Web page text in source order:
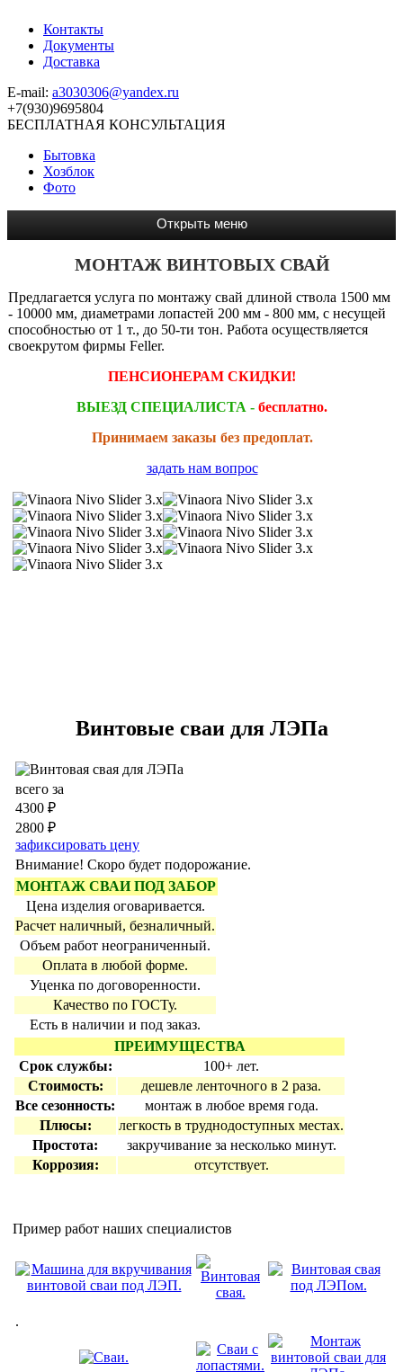
Контакты
Документы
Доставка
E-mail: a3030306@yandex.ru
+7(930)9695804
БЕСПЛАТНАЯ КОНСУЛЬТАЦИЯ
Бытовка
Хозблок
Фото
МОНТАЖ ВИНТОВЫХ СВАЙ
Предлагается услуга по монтажу свай длиной ствола 1500 мм
- 10000 мм, диаметрами лопастей 200 мм - 800 мм, с несущей
способностью от 1 т., до 50-ти тон. Работа осуществляется
своекрутом фирмы Feller.
ПЕНСИОНЕРАМ СКИДКИ!
ВЫЕЗД СПЕЦИАЛИСТА - бесплатно.
Принимаем заказы без предоплат.
задать нам вопрос
Винтовые сваи для ЛЭПа
всего за
4300 ₽
2800 ₽
зафиксировать цену
Внимание! Скоро будет подорожание.
МОНТАЖ СВАИ ПОД ЗАБОР
Цена изделия оговаривается.
Расчет наличный, безналичный.
Объем работ неограниченный.
Оплата в любой форме.
Уценка по договоренности.
Качество по ГОСТу.
Есть в наличии и под заказ.
ПРЕИМУЩЕСТВА
Срок службы:
100+ лет.
Стоимость:
дешевле ленточного в 2 раза.
Все сезонность:
монтаж в любое время года.
Плюсы:
легкость в труднодоступных местах.
Простота:
закручивание за несколько минут.
Коррозия:
отсутствует.
Пример работ наших специалистов
.